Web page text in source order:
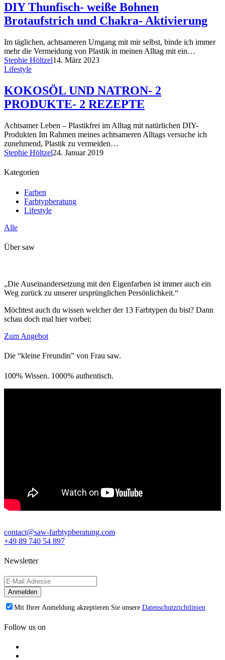
DIY Thunfisch- weiße Bohnen
Brotaufstrich und Chakra- Aktivierung
Im täglichen, achtsameren Umgang mit mir selbst, binde ich immer
mehr die Vermeidung von Plastik in meinen Alltag mit ein…
Stephie Höltzel14. März 2023
Lifestyle
KOKOSÖL UND NATRON- 2
PRODUKTE- 2 REZEPTE
Achtsamer Leben – Plastikfrei im Alltag mit natürlichen DIY-
Produkten Im Rahmen meines achtsameren Alltags versuche ich
zunehmend, Plastik zu vermeiden…
Stephie Höltzel24. Januar 2019
Kategorien
Farben
Farbtypberatung
Lifestyle
Alle
Über saw
„Die Auseinandersetzung mit den Eigenfarben ist immer auch ein
Weg zurück zu unserer ursprünglichen Persönlichkeit.“
Möchtest auch du wissen welcher der 13 Farbtypen du bist? Dann
schau doch mal hier vorbei:
Zum Angebot
Die “kleine Freundin” von Frau saw.
100% Wissen. 1000% authentisch.
contact@saw-farbtypberatung.com
+49 89 740 54 897
Newsletter
Mit Ihrer Anmeldung akzeptieren Sie unsere Datenschutzrichtlinien
Follow us on